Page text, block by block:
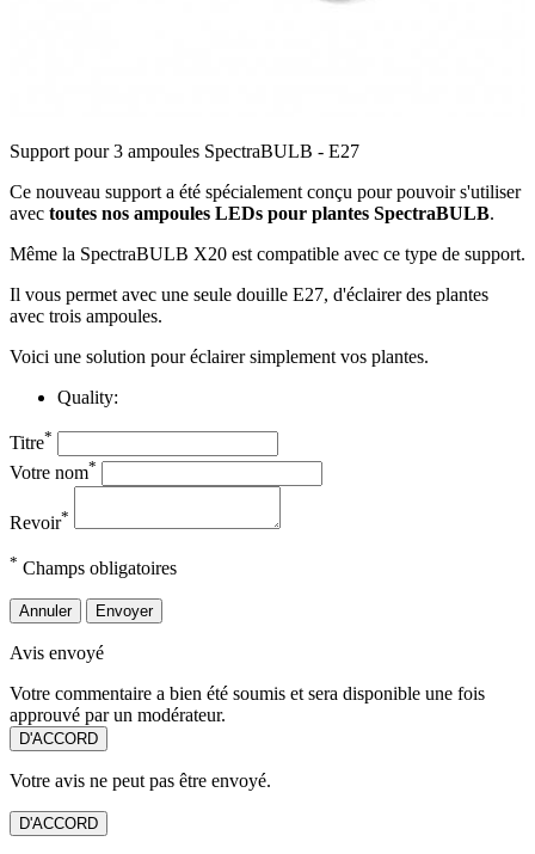
Support pour 3 ampoules SpectraBULB - E27
Ce nouveau support a été spécialement conçu pour pouvoir s'utiliser
avec toutes nos ampoules LEDs pour plantes SpectraBULB.
Même la SpectraBULB X20 est compatible avec ce type de support.
Il vous permet avec une seule douille E27, d'éclairer des plantes
avec trois ampoules.
Voici une solution pour éclairer simplement vos plantes.
Quality:
Titre*
Votre nom*
Revoir*
* Champs obligatoires
Annuler Envoyer
Avis envoyé
Votre commentaire a bien été soumis et sera disponible une fois
approuvé par un modérateur.
D'ACCORD
Votre avis ne peut pas être envoyé.
D'ACCORD